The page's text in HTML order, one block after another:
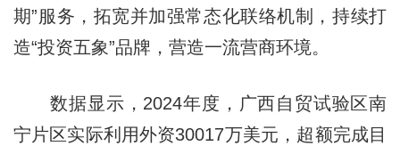
期”服务，拓宽并加强常态化联络机制，持续打
造“投资五象”品牌，营造一流营商环境。
数据显示，2024年度，广西自贸试验区南
宁片区实际利用外资30017万美元，超额完成目